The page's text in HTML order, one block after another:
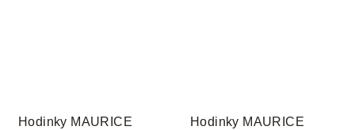
Hodinky MAURICE
Hodinky MAURICE